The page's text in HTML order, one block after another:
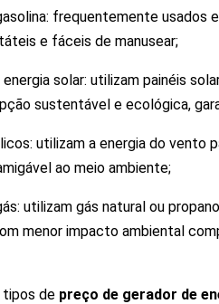
frequentemente usados
e fáceis de manusear;
solar: utilizam painéis
sustentável e ecológica,
utilizam a energia do vento
ao meio ambiente;
utilizam gás natural ou
menor impacto ambiental
tipos de preço de gerador de